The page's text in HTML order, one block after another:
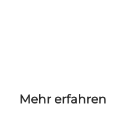
Mehr erfahren